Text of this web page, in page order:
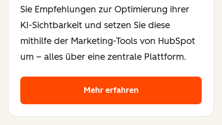
Sie Empfehlungen zur Optimierung ihrer
KI-Sichtbarkeit und setzen Sie diese
mithilfe der Marketing-Tools von HubSpot
um – alles über eine zentrale Plattform.
Mehr erfahren